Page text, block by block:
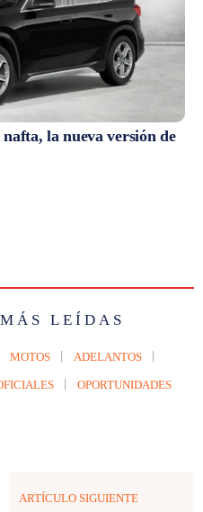
la nueva versión de
LEÍDAS
MOTOS ADELANTOS
OPORTUNIDADES
ARTÍCULO SIGUIENTE